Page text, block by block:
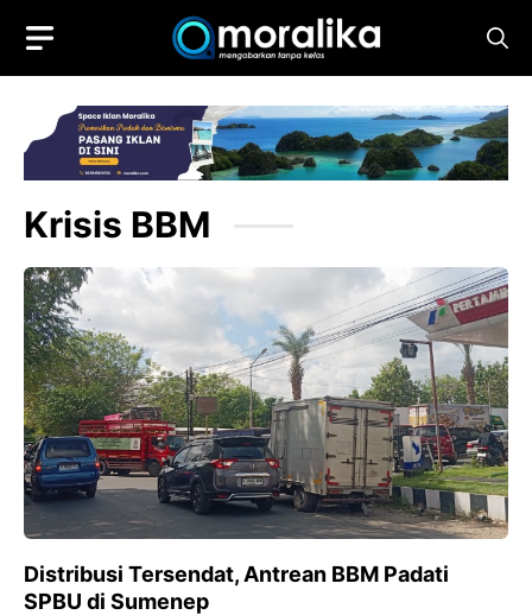
content
Krisis BBM
Distribusi Tersendat, Antrean BBM Padati
SPBU di Sumenep